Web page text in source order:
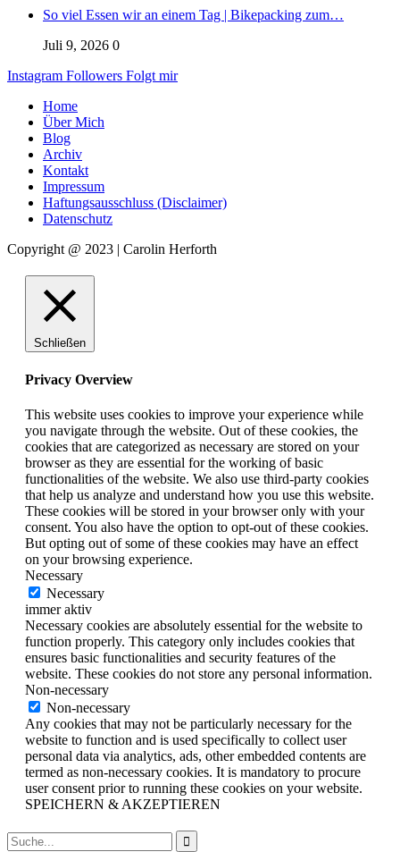
So viel Essen wir an einem Tag | Bikepacking zum…
Juli 9, 2026 0
Instagram Followers Folgt mir
Home
Über Mich
Blog
Archiv
Kontakt
Impressum
Haftungsausschluss (Disclaimer)
Datenschutz
Copyright @ 2023 | Carolin Herforth
Schließen
Privacy Overview
This website uses cookies to improve your experience while
you navigate through the website. Out of these cookies, the
cookies that are categorized as necessary are stored on your
browser as they are essential for the working of basic
functionalities of the website. We also use third-party cookies
that help us analyze and understand how you use this website.
These cookies will be stored in your browser only with your
consent. You also have the option to opt-out of these cookies.
But opting out of some of these cookies may have an effect
on your browsing experience.
Necessary
Necessary
immer aktiv
Necessary cookies are absolutely essential for the website to
function properly. This category only includes cookies that
ensures basic functionalities and security features of the
website. These cookies do not store any personal information.
Non-necessary
Non-necessary
Any cookies that may not be particularly necessary for the
website to function and is used specifically to collect user
personal data via analytics, ads, other embedded contents are
termed as non-necessary cookies. It is mandatory to procure
user consent prior to running these cookies on your website.
SPEICHERN & AKZEPTIEREN